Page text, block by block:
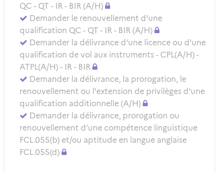
QC - QT - IR - BIR (A/H)
Demander le renouvellement d'une
qualification QC - QT - IR - BIR (A/H)
Demander la délivrance d'une licence ou d'une
qualification de vol aux instruments - CPL(A/H) -
ATPL(A/H) - IR - BIR
Demander la délivrance, la prorogation, le
renouvellement ou l'extension de privilèges d'une
qualification additionnelle (A/H)
Demander la délivrance, prorogation ou
renouvellement d’une compétence linguistique
FCL.055(b) et/ou aptitude en langue anglaise
FCL.055(d)